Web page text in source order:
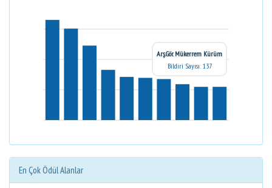
Arş.Gör. Mükerrem Kürüm
Bildiri Sayısı: 137
En Çok Ödül Alanlar